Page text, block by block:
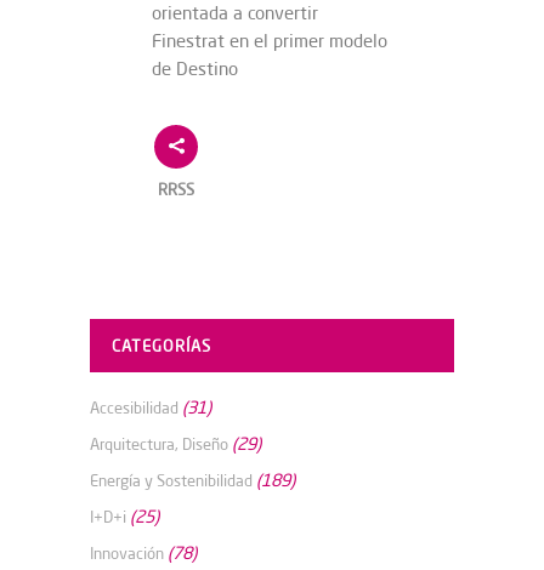
orientada a convertir
Finestrat en el primer modelo
de Destino
RRSS
CATEGORÍAS
Accesibilidad (31)
Arquitectura, Diseño (29)
Energía y Sostenibilidad (189)
I+D+i (25)
Innovación (78)